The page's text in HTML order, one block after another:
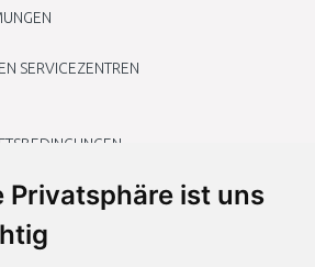
Privatsphäre ist uns
SERVICEZENTREN